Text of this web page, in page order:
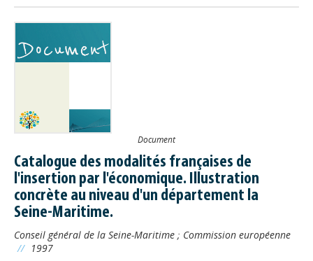
Document
Catalogue des modalités françaises de
l'insertion par l'économique. Illustration
concrète au niveau d'un département la
Seine-Maritime.
Conseil général de la Seine-Maritime ; Commission européenne
// 1997